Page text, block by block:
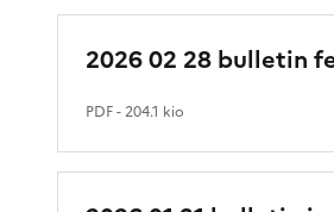
2026 02 28 bulletin
PDF- 204.1 kio